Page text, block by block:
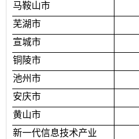
马鞍山市
芜湖市
宣城市
铜陵市
池州市
安庆市
黄山市
新一代信息技术产业